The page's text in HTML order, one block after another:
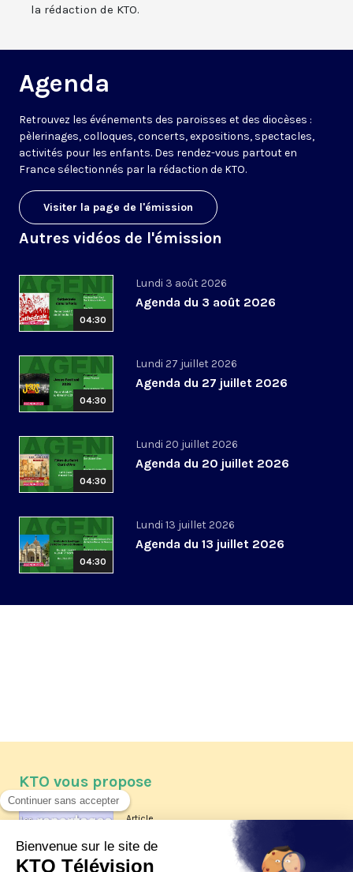
la rédaction de KTO.
Agenda
Retrouvez les événements des paroisses et des diocèses :
pèlerinages, colloques, concerts, expositions, spectacles,
activités pour les enfants. Des rendez-vous partout en
France sélectionnés par la rédaction de KTO.
Visiter la page de l'émission
Autres vidéos de l'émission
04:30
Lundi 3 août 2026
Agenda du 3 août 2026
04:30
Lundi 27 juillet 2026
Agenda du 27 juillet 2026
04:30
Lundi 20 juillet 2026
Agenda du 20 juillet 2026
04:30
Lundi 13 juillet 2026
Agenda du 13 juillet 2026
KTO vous propose
Article
Les reportages d'été 2026 de KTO